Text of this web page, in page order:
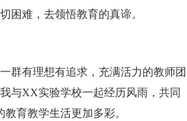
困难，去领悟教育的真谛。
群有理想有追求，充满活力的教师团
与XX实验学校一起经历风雨，共同
育教学生活更加多彩。